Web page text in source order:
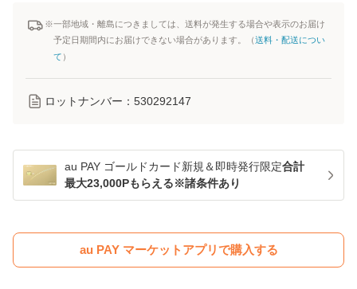
※一部地域・離島につきましては、送料が発生する場合や表示のお届け
予定日期間内にお届けできない場合があります。（送料・配送につい
て ）
ロットナンバー： 530292147
au PAY ゴールドカード新規＆即時発行限定合計
最大23,000Pもらえる※諸条件あり
au PAY マーケットアプリで購入する